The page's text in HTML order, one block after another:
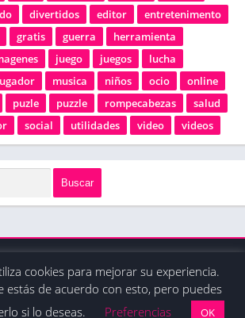
divertidos editor
entretenimento
gratis guerra
herramienta
juego juegos
lucha
musica niños ocio
online
puzle puzzle rompecabezas
salud
social utilidades video videos
reservados / La tienda de apps
cookies para mejorar su experiencia.
estás de acuerdo con esto, pero puedes
si lo deseas.
Preferencias OK